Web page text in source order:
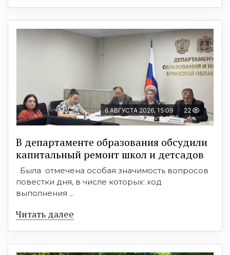
6 АВГУСТА 2026, 15:09 22
В департаменте образования обсудили
капитальный ремонт школ и детсадов
Была отмечена особая значимость вопросов
повестки дня, в числе которых: ход
выполнения ...
Читать далее